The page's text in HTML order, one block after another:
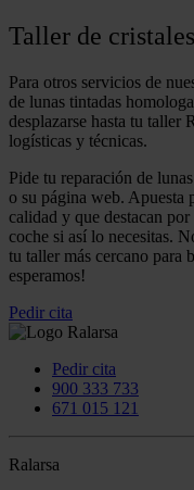
Taller de
Para otros servicios de
de lunas tintadas
desplazarse hasta tu taller
logísticas y técnicas.
Pide tu reparación de
o su página web. Apuesta
calidad y que destacan
coche si así lo necesitas.
tu taller más cercano para
esperamos!
Pedir cita
Pedir cita
900 333 733
671 015 121
Ralarsa